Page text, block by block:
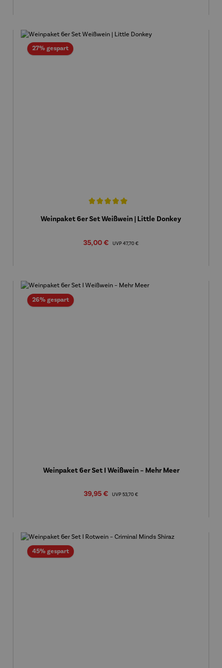
27% gespartRabatt
Weinpaket 6er Set Weißwein | Little Donkey
Verkaufspreis:
35,00 € UVP Regulärer Preis:
47,70 €
26% gespartRabatt
Weinpaket 6er Set I Weißwein – Mehr Meer
Verkaufspreis:
39,95 € UVPRegulärer Preis:
53,70 €
45% gespartRabatt